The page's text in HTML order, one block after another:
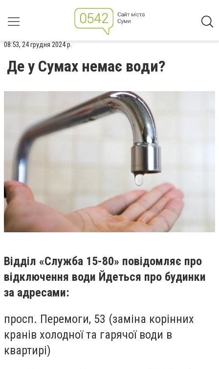
08:53, 24 грудня 2024 р.
Де у Сумах немає води?
Відділ «Служба 15-80» повідомляє про
відключення води Йдеться про будинки
за адресами:
просп. Перемоги, 53 (заміна корінних
кранів холодної та гарячої води в
квартирі)